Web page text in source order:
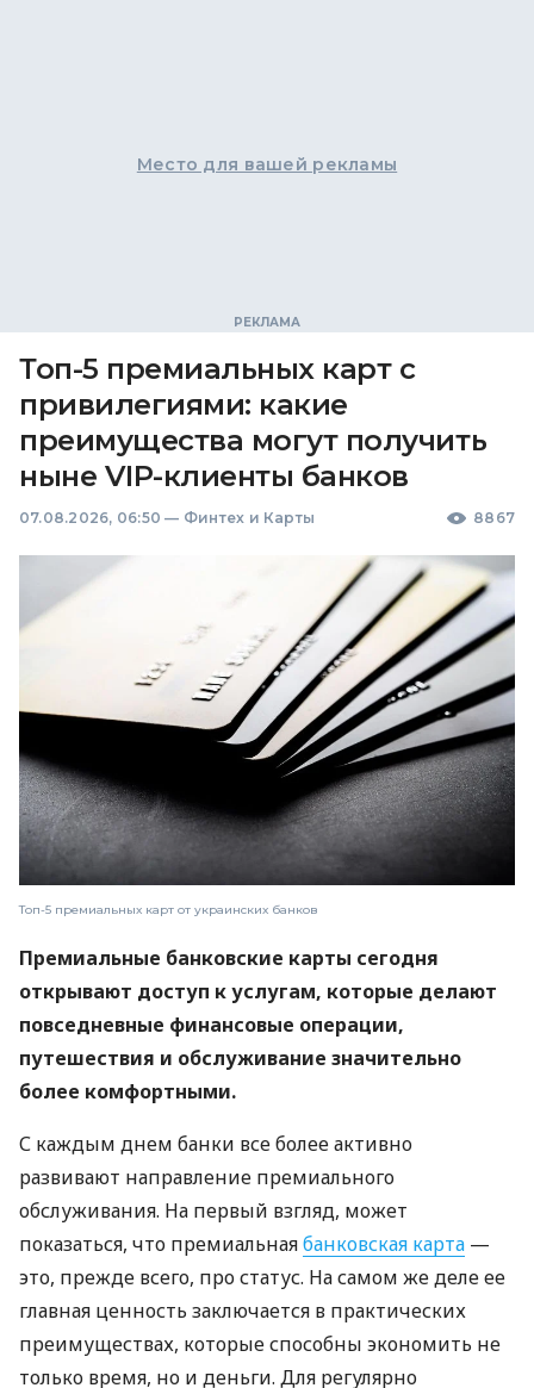
Место для вашей рекламы
Топ-5 премиальных карт с
привилегиями: какие
преимущества могут получить
ныне VIP-клиенты банков
07.08.2026, 06:50 — Финтех и Карты 8867
Топ-5 премиальных карт от украинских банков
Премиальные банковские карты сегодня
открывают доступ к услугам, которые делают
повседневные финансовые операции,
путешествия и обслуживание значительно
более комфортными.
С каждым днем ​​банки все более активно
развивают направление премиального
обслуживания. На первый взгляд, может
показаться, что премиальнаябанковская карта —
это, прежде всего, про статус. На самом же деле ее
главная ценность заключается в практических
преимуществах, которые способны экономить не
только время, но и деньги. Для регулярно